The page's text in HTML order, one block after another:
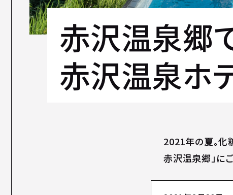
赤沢温泉郷
赤沢温泉ホ
2021年の夏。化
赤沢温泉郷」に